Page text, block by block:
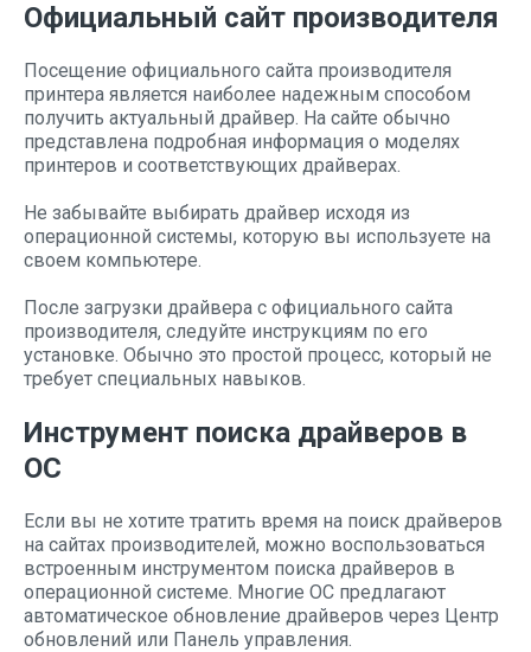
Официальный сайт производителя
Посещение официального сайта производителя
принтера является наиболее надежным способом
получить актуальный драйвер. На сайте обычно
представлена подробная информация о моделях
принтеров и соответствующих драйверах.
Не забывайте выбирать драйвер исходя из
операционной системы, которую вы используете на
своем компьютере.
После загрузки драйвера с официального сайта
производителя, следуйте инструкциям по его
установке. Обычно это простой процесс, который не
требует специальных навыков.
Инструмент поиска драйверов в
ОС
Если вы не хотите тратить время на поиск драйверов
на сайтах производителей, можно воспользоваться
встроенным инструментом поиска драйверов в
операционной системе. Многие ОС предлагают
автоматическое обновление драйверов через Центр
обновлений или Панель управления.